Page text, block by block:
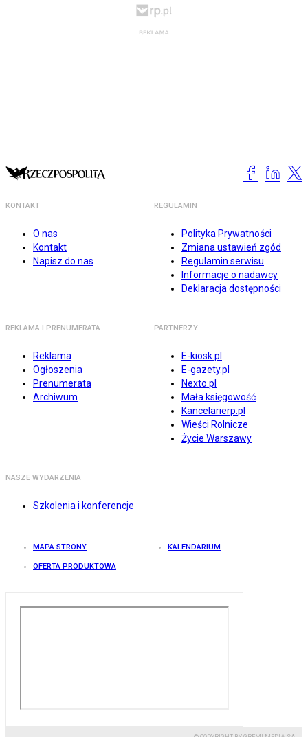
KONTAKT
O nas
Kontakt
Napisz do nas
REGULAMIN
Polityka Prywatności
Zmiana ustawień zgód
Regulamin serwisu
Informacje o nadawcy
Deklaracja dostępności
REKLAMA I PRENUMERATA
Reklama
Ogłoszenia
Prenumerata
Archiwum
PARTNERZY
E-kiosk.pl
E-gazety.pl
Nexto.pl
Mała księgowość
Kancelarierp.pl
Wieści Rolnicze
Życie Warszawy
NASZE WYDARZENIA
Szkolenia i konferencje
MAPA STRONY KALENDARIUM
OFERTA PRODUKTOWA